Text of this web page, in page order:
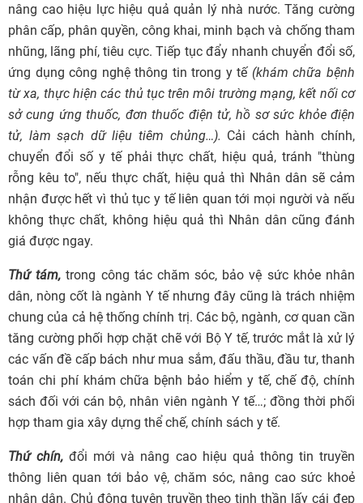
nâng cao hiệu lực hiệu quả quản lý nhà nước. Tăng cường
phân cấp, phân quyền, công khai, minh bạch và chống tham
nhũng, lãng phí, tiêu cực. Tiếp tục đẩy nhanh chuyển đổi số,
ứng dụng công nghệ thông tin trong y tế(khám chữa bệnh
từ xa, thực hiện các thủ tục trên môi trường mạng, kết nối cơ
sở cung ứng thuốc, đơn thuốc điện tử, hồ sơ sức khỏe điện
tử, làm sạch dữ liệu tiêm chủng…). Cải cách hành chính,
chuyển đổi số y tế phải thực chất, hiệu quả, tránh "thùng
rỗng kêu to", nếu thực chất, hiệu quả thì Nhân dân sẽ cảm
nhận được hết vì thủ tục y tế liên quan tới mọi người và nếu
không thực chất, không hiệu quả thì Nhân dân cũng đánh
giá được ngay.
Thứ tám, trong công tác chăm sóc, bảo vệ sức khỏe nhân
dân, nòng cốt là ngành Y tế nhưng đây cũng là trách nhiệm
chung của cả hệ thống chính trị. Các bộ, ngành, cơ quan cần
tăng cường phối hợp chặt chẽ với Bộ Y tế, trước mắt là xử lý
các vấn đề cấp bách như mua sắm, đấu thầu, đầu tư, thanh
toán chi phí khám chữa bệnh bảo hiểm y tế, chế độ, chính
sách đối với cán bộ, nhân viên ngành Y tế…; đồng thời phối
hợp tham gia xây dựng thể chế, chính sách y tế.
Thứ chín, đổi mới và nâng cao hiệu quả thông tin truyền
thông liên quan tới bảo vệ, chăm sóc, nâng cao sức khoẻ
nhân dân. Chủ động tuyên truyền theo tinh thần lấy cái đẹp